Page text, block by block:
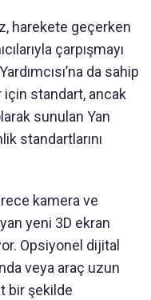
harekete geçerken
çarpışmayı
da sahip
için standart, ancak
sunulan Yan
standartlarını
kamera ve
yeni 3D ekran
Opsiyonel dijital
veya araç uzun
bir şekilde